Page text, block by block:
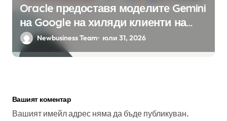
Oracle предоставя моделите Gemini
на Google на хиляди клиенти на
бизнес приложения
Newbusiness Team юли 31, 2026
Вашият коментар
Вашият имейл адрес няма да бъде публикуван.